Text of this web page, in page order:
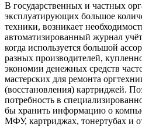
В государственных и частных
эксплуатирующих большое
техники, возникает
автоматизированный журнал
когда используется большой
разных производителей,
экономии денежных средств
мастерских для ремонта
(восстановления) картриджей.
потребность в
бы хранить информацию о
МФУ, картриджах, тонертубах и